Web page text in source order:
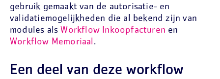
gebruik gemaakt van de autorisatie- en
validatiemogelijkheden die al bekend zijn van
modules als Workflow Inkoopfacturen en
Workflow Memoriaal .
Een deel van deze workflow